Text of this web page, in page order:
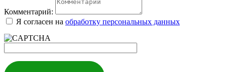
Комментарий:
Я согласен на обработку персональных данных